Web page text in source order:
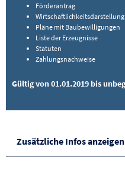
Förderantrag
Wirtschaftlichkeitsdarstellung
Pläne mit Baubewilligungen
Liste der Erzeugnisse
Statuten
Zahlungsnachweise
Gültig von 01.01.2019 bis
Zusätzliche Infos anzeigen